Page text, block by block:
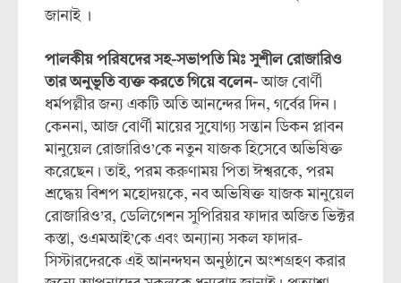
জানাই ।
পালকীয় পরিষদের সহ-সভাপতি মিঃ সুশীল রোজারিও
তার অনুভূতি ব্যক্ত করতে গিয়ে বলেন-আজ বোর্ণী
ধর্মপল্লীর জন্য একটি অতি আনন্দের দিন, গর্বের দিন।
কেননা, আজ বোর্ণী মায়ের সুযোগ্য সন্তান ডিকন প্লাবন
মানুয়েল রোজারিও’কে নতুন যাজক হিসেবে অভিষিক্ত
করেছেন। তাই, পরম করুণাময় পিতা ঈশ্বরকে, পরম
শ্রদ্ধেয় বিশপ মহোদয়কে, নব অভিষিক্ত যাজক মানুয়েল
রোজারিও’র, ডেলিগেশন সুপিরিয়র ফাদার অজিত ভিক্টর
কস্তা, ওএমআই’কে এবং অন্যান্য সকল ফাদার-
সিস্টারদেরকে এই আনন্দঘন অনুষ্ঠানে অংশগ্রহণ করার